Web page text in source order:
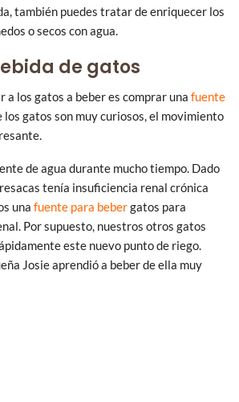
también puedes tratar de enriquecer los
o secos con agua.
de gatos
a los gatos a beber es comprar una fuente
los gatos son muy curiosos, el movimiento
de agua durante mucho tiempo. Dado
tenía insuficiencia renal crónica
una fuente para bebergatos para
Por supuesto, nuestros otros gatos
este nuevo punto de riego.
Josie aprendió a beber de ella muy